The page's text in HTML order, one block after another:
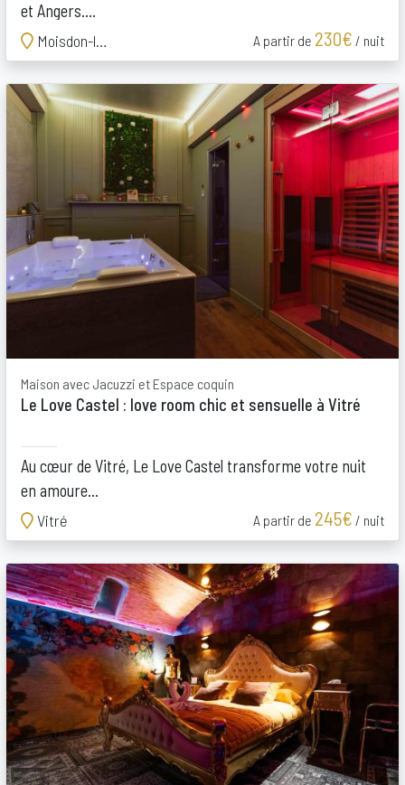
et Angers....
Moisdon-la-Rivière
A partir de 230€ / nuit
Maison avec Jacuzzi et Espace coquin
Le Love Castel : love room chic et sensuelle à Vitré
Au cœur de Vitré, Le Love Castel transforme votre nuit
en amoure...
Vitré
A partir de 245€ / nuit